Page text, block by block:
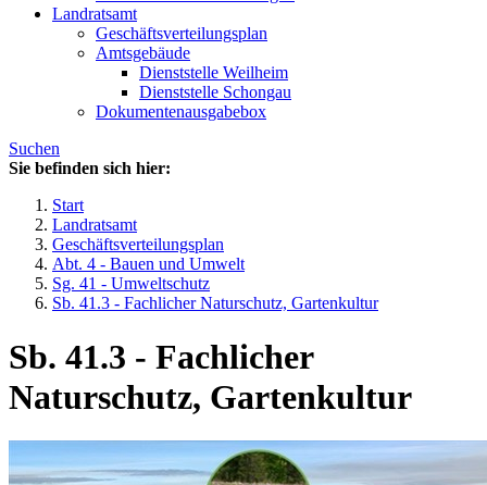
Landratsamt
Geschäftsverteilungsplan
Amtsgebäude
Dienststelle Weilheim
Dienststelle Schongau
Dokumentenausgabebox
Suchen
Sie befinden sich hier:
Start
Landratsamt
Geschäftsverteilungsplan
Abt. 4 - Bauen und Umwelt
Sg. 41 - Umweltschutz
Sb. 41.3 - Fachlicher Naturschutz, Gartenkultur
Sb. 41.3 - Fachlicher
Naturschutz, Gartenkultur